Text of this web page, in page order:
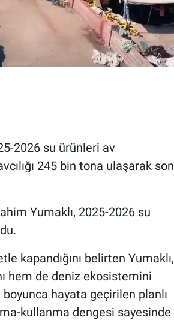
2026 su ürünleri av
245 bin tona ulaşarak son
Yumaklı, 2025-2026 su
kapandığını belirten Yumaklı,
hem de deniz ekosistemini
hayata geçirilen planlı
kullanma dengesi sayesinde